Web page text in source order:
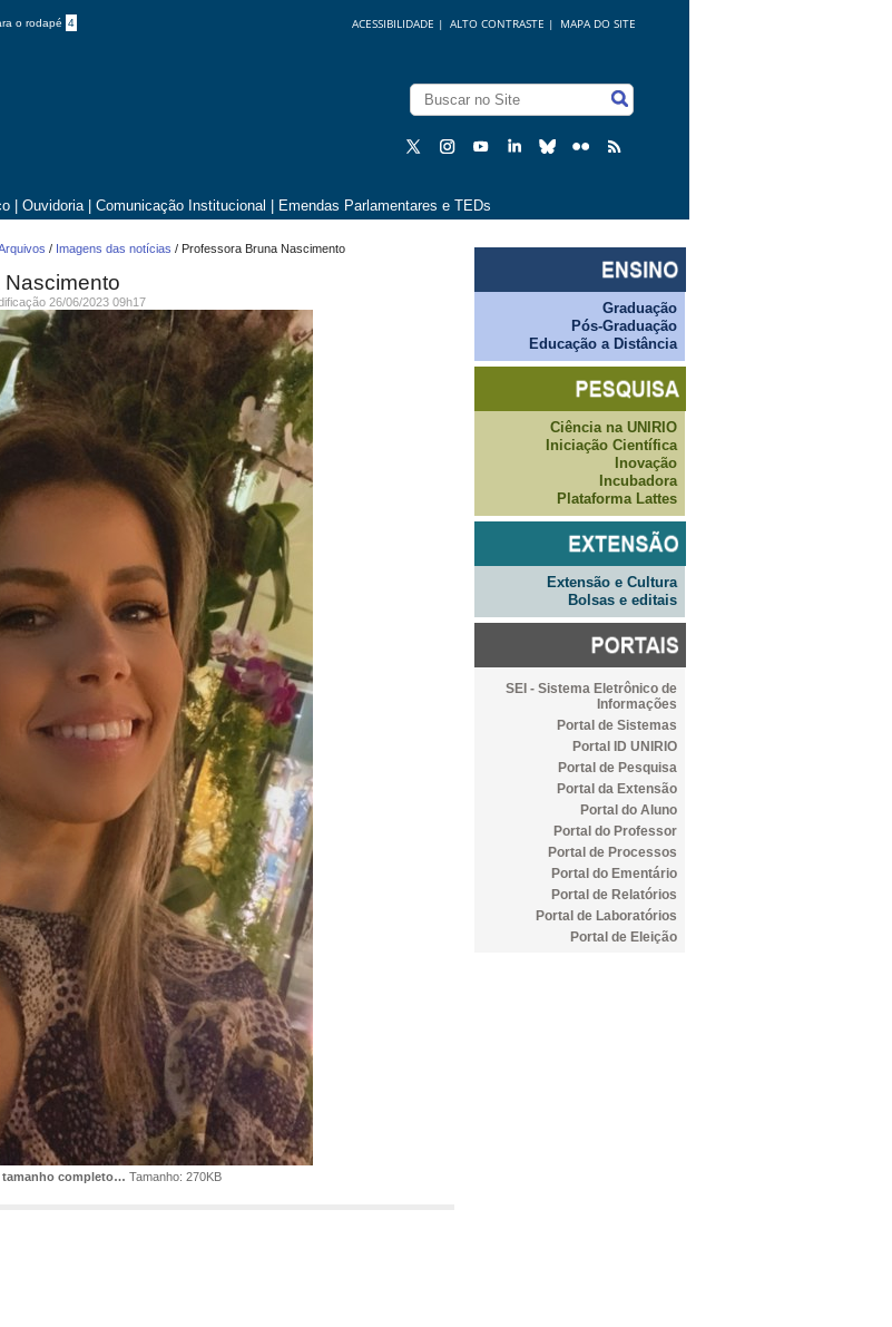
o rodapé 4 MAPA DO SITE
ALTO CONTRASTE |
ACESSIBILIDADE |
Ouvidoria Comunicação Institucional Emendas Parlamentares e TEDs
/ Imagens das notícias / Professora Bruna Nascimento
26/06/2023 09h17
tamanho completo… Tamanho: 270KB
Graduação
Pós-Graduação
Educação a Distância
Ciência na UNIRIO
Iniciação Científica
Inovação
Incubadora
Plataforma Lattes
Extensão e Cultura
Bolsas e editais
SEI - Sistema Eletrônico de
Informações
Portal de Sistemas
Portal ID UNIRIO
Portal de Pesquisa
Portal da Extensão
Portal do Aluno
Portal do Professor
Portal de Processos
Portal do Ementário
Portal de Relatórios
Portal de Laboratórios
Portal de Eleição